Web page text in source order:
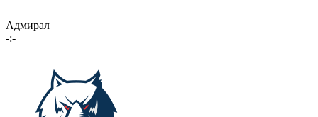
Адмирал
-:-